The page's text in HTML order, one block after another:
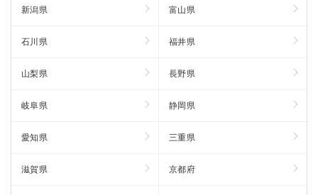
新潟県 富山県
石川県 福井県
山梨県 長野県
岐阜県 静岡県
愛知県 三重県
滋賀県 京都府